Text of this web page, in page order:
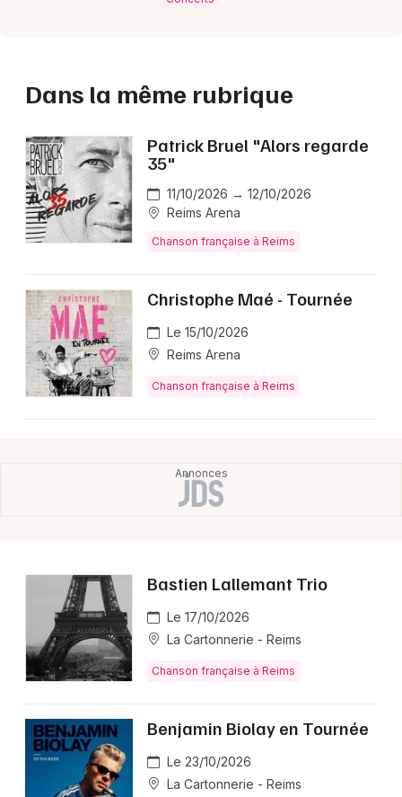
Dans la même rubrique
Patrick Bruel "Alors regarde
35"
11/10/2026 → 12/10/2026
Reims Arena
Chanson française à Reims
Christophe Maé - Tournée
Le 15/10/2026
Reims Arena
Chanson française à Reims
Bastien Lallemant Trio
Le 17/10/2026
La Cartonnerie - Reims
Chanson française à Reims
Benjamin Biolay en Tournée
Le 23/10/2026
La Cartonnerie - Reims